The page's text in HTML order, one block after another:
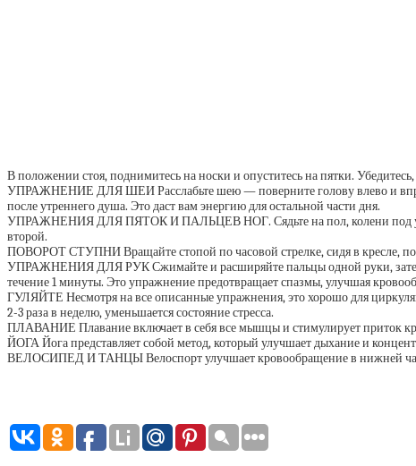
В положении стоя, поднимитесь на носки и опуститесь на пятки.
УПРАЖНЕНИЕ ДЛЯ ШЕИ Расслабьте шею — поверните голову влево и
после утреннего душа. Это даст вам энергию для остальной части дня.
УПРАЖНЕНИЯ ДЛЯ ПЯТОК И ПАЛЬЦЕВ НОГ. Сядьте на пол, колени под углом
второй.
ПОВОРОТ СТУПНИ Вращайте стопой по часовой стрелке, сидя в кресле,
УПРАЖНЕНИЯ ДЛЯ РУК Сжимайте и расширяйте пальцы одной руки, затем
течение 1 минуты. Это упражнение предотвращает спазмы, улучшая
ГУЛЯЙТЕ Несмотря на все описанные упражнения, это хорошо для
2-3 раза в неделю, уменьшается состояние стресса.
ПЛАВАНИЕ Плавание включает в себя все мышцы и стимулирует приток
ЙОГА Йога представляет собой метод, который улучшает дыхание и
ВЕЛОСИПЕД И ТАНЦЫ Велоспорт улучшает кровообращение в нижней